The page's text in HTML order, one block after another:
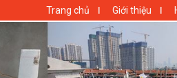
Trang chủ Giới thiệu